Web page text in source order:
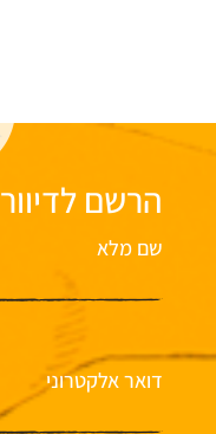
הרשם לדיוור
שם מלא
דואר אלקטרוני